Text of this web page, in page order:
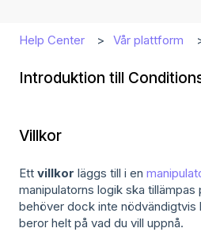
Help Center Vår plattform
Introduktion till
Villkor
Ett villkor läggs till i en
manipulatorns logik ska
behöver dock inte nödvändigtvis
beror helt på vad du vill uppnå.